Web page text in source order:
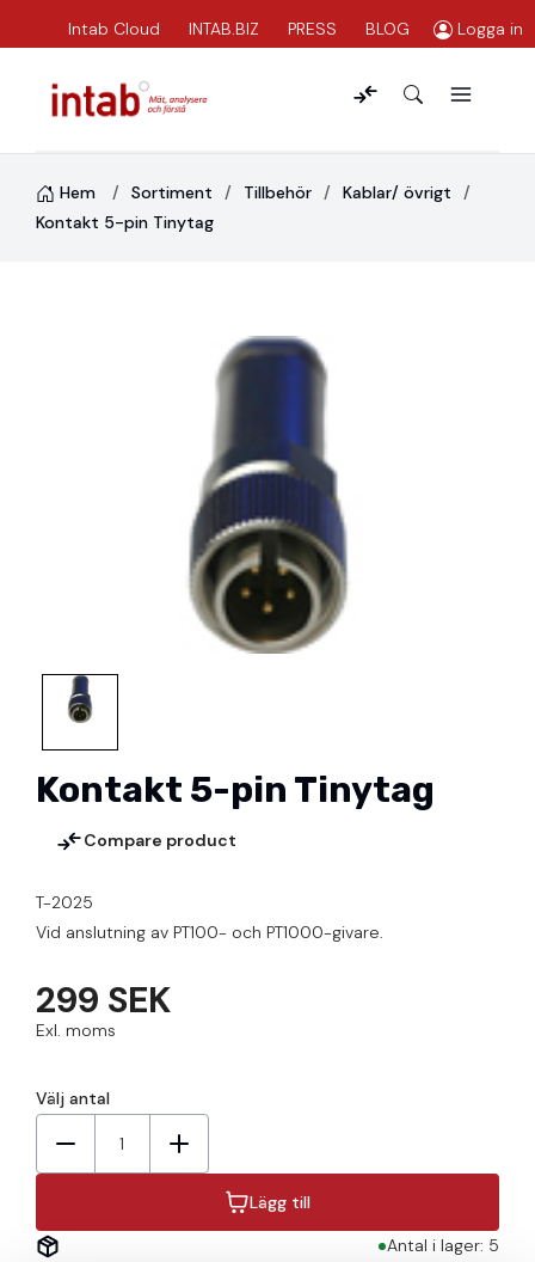
Intab Cloud INTAB.BIZ PRESS BLOG Logga in
Hem Sortiment Tillbehör
Kablar/ övrigt
Kontakt 5-pin Tinytag
Kontakt 5-pin Tinytag
Compare product
T-2025
Vid anslutning av PT100- och PT1000-givare.
299 SEK
Exl. moms
Välj antal
1
Lägg till
Antal i lager: 5